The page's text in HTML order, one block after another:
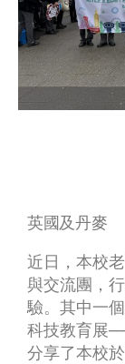
英國及丹麥
近日，本校
與交流團，
驗。其中一
科技教育展
分享了本校